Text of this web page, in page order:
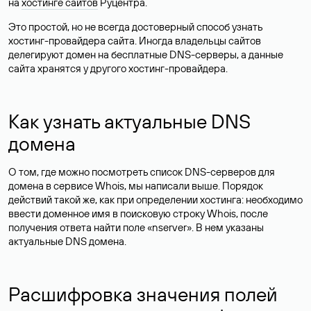
Это простой, но не всегда достоверный способ узнать
хостинг-провайдера сайта. Иногда владельцы сайтов
делегируют домен на бесплатные DNS-серверы, а данные
сайта хранятся у другого хостинг-провайдера.
Как узнать актуальные DNS
домена
О том, где можно посмотреть список DNS-серверов для
домена в сервисе Whois, мы написали выше. Порядок
действий такой же, как при определении хостинга: необходимо
ввести доменное имя в поисковую строку Whois, после
получения ответа найти поле «nserver». В нем указаны
актуальные DNS домена.
Расшифровка значения полей